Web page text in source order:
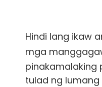
Hindi lang ikaw
mga
pinakamalaking
tulad ng